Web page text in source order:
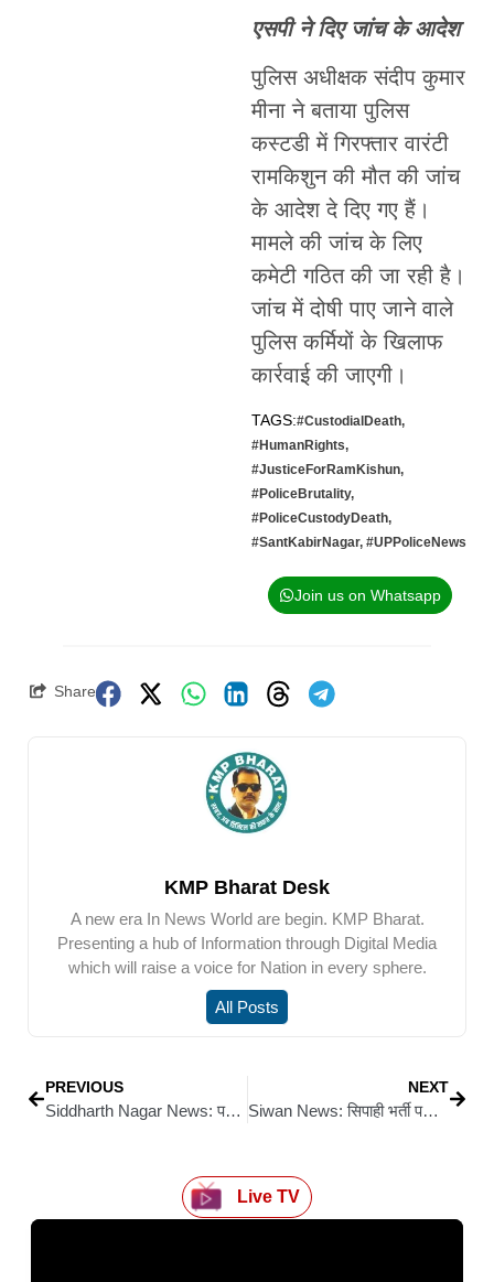
एसपी ने दिए जांच के आदेश
पुलिस अधीक्षक संदीप कुमार
मीना ने बताया पुलिस
कस्टडी में गिरफ्तार वारंटी
रामकिशुन की मौत की जांच
के आदेश दे दिए गए हैं।
मामले की जांच के लिए
कमेटी गठित की जा रही है।
जांच में दोषी पाए जाने वाले
पुलिस कर्मियों के खिलाफ
कार्रवाई की जाएगी।
TAGS:#CustodialDeath,
#HumanRights,
#JusticeForRamKishun,
#PoliceBrutality,
#PoliceCustodyDeath,
#SantKabirNagar, #UPPoliceNews
Join us on Whatsapp
Share
KMP Bharat Desk
A new era In News World are begin. KMP Bharat.
Presenting a hub of Information through Digital Media
which will raise a voice for Nation in every sphere.
All Posts
PREVIOUS
Siddharth Nagar News: पहले पुत्र को पिलाया, फिर खुद भी पी लिया ज़हर
NEXT
Siwan News: सिपाही भर्ती परीक्षा: डीएम-एसपी की दो टूक – कदाचार बर्दाश्त नहीं, 10:30 के बाद केंद्र में एंट्री नहीं
Live TV